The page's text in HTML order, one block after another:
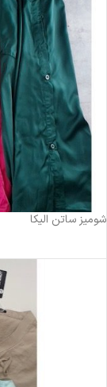
-19%
شومیز ساتن الیکا